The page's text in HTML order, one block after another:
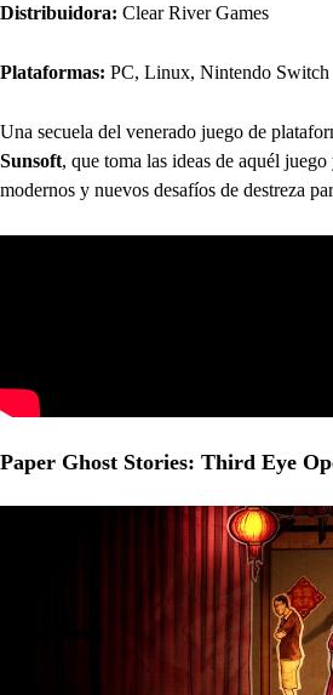
Distribuidora: Clear River Games
Plataformas: PC, Linux, Nintendo Switch
Una secuela del venerado juego de
Sunsoft, que toma las ideas de aquél
modernos y nuevos desafíos de destreza
Paper Ghost Stories: Third Eye